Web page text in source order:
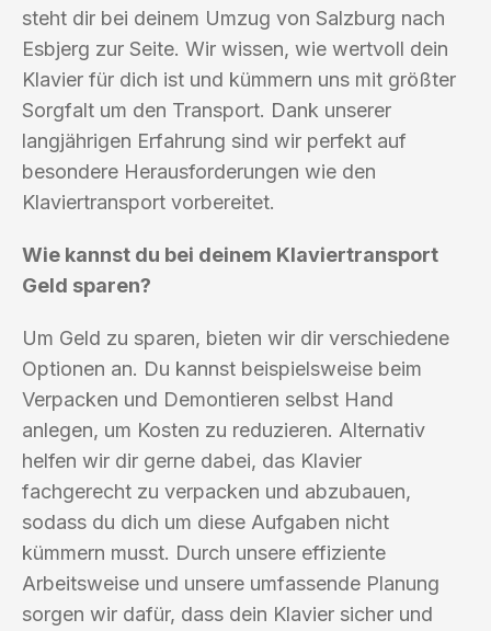
steht dir bei deinem Umzug von Salzburg nach
Esbjerg zur Seite. Wir wissen, wie wertvoll dein
Klavier für dich ist und kümmern uns mit größter
Sorgfalt um den Transport. Dank unserer
langjährigen Erfahrung sind wir perfekt auf
besondere Herausforderungen wie den
Klaviertransport vorbereitet.
Wie kannst du bei deinem Klaviertransport
Geld sparen?
Um Geld zu sparen, bieten wir dir verschiedene
Optionen an. Du kannst beispielsweise beim
Verpacken und Demontieren selbst Hand
anlegen, um Kosten zu reduzieren. Alternativ
helfen wir dir gerne dabei, das Klavier
fachgerecht zu verpacken und abzubauen,
sodass du dich um diese Aufgaben nicht
kümmern musst. Durch unsere effiziente
Arbeitsweise und unsere umfassende Planung
sorgen wir dafür, dass dein Klavier sicher und